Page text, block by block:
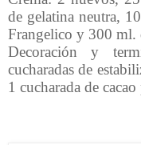
de gelatina neutra,
Frangelico y 300 ml.
Decoración y
cucharadas de
1 cucharada de